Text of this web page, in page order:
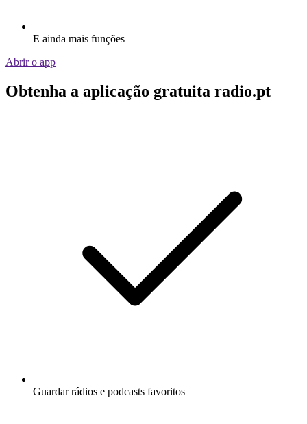
E ainda mais funções
Abrir o app
Obtenha a aplicação gratuita radio.pt
Guardar rádios e podcasts favoritos